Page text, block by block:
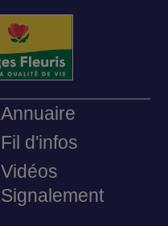
Annuaire
Fil d'infos
Vidéos
Signalement